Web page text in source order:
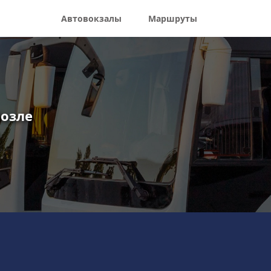
Автовокзалы Маршруты